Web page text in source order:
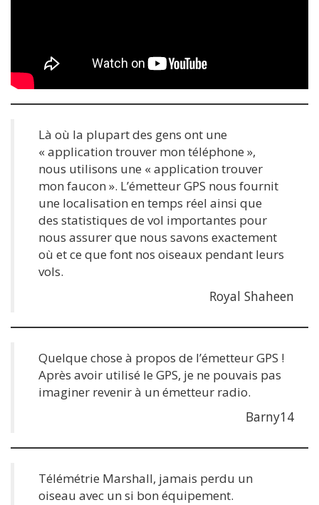
Là où la plupart des gens ont une
« application trouver mon téléphone »,
nous utilisons une « application trouver
mon faucon ». L’émetteur GPS nous fournit
une localisation en temps réel ainsi que
des statistiques de vol importantes pour
nous assurer que nous savons exactement
où et ce que font nos oiseaux pendant leurs
vols.
Royal Shaheen
Quelque chose à propos de l’émetteur GPS !
Après avoir utilisé le GPS, je ne pouvais pas
imaginer revenir à un émetteur radio.
Barny14
Télémétrie Marshall, jamais perdu un
oiseau avec un si bon équipement.